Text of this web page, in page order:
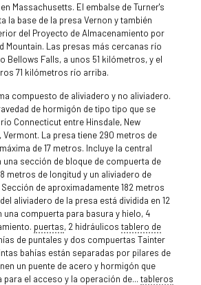
Massachusetts. El embalse de Turner's
la base de la presa Vernon y también
del Proyecto de Almacenamiento por
Mountain. Las presas más cercanas río
Bellows Falls, a unos 51 kilómetros, y el
71 kilómetros río arriba.
compuesto de aliviadero y no aliviadero.
de hormigón de tipo tipo que se
Connecticut entre Hinsdale, New
Vermont. La presa tiene 290 metros de
de 17 metros. Incluye la central
sección de bloque de compuerta de
metros de longitud y un aliviadero de
Sección de aproximadamente 182 metros
aliviadero de la presa está dividida en 12
una compuerta para basura y hielo, 4
puertas, 2 hidráulicos tablero de
de puntales y dos compuertas Tainter
bahías están separadas por pilares de
un puente de acero y hormigón que
el acceso y la operación de... tableros